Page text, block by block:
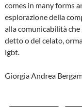
comes in many forms
esplorazione della
alla comunicabilità che
detto o del celato,
lgbt.
Giorgia Andrea